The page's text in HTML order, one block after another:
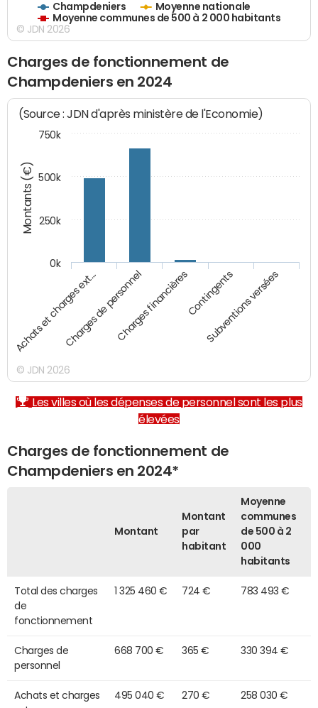
Champdeniers
Moyenne nationale
Moyenne communes de 500 à 2 000 habitants
© JDN 2026
Charges de fonctionnement de
Champdeniers en 2024
Montants (€)
(Source : JDN d'après ministère de l'Economie)
Achats et charges ext…Charges de personnelCharges financièresContingents
Subventions versées
0k
250k
500k
750k
© JDN 2026
Les villes où les dépenses de personnel sont les plus
élevées
Charges de fonctionnement de
Champdeniers en 2024*
Montant
Montant
par
habitant
Moyenne
communes
de 500 à 2
000
habitants
Total des charges
de
fonctionnement
1 325 460 € 724 € 783 493 €
Charges de
personnel
668 700 € 365 € 330 394 €
Achats et charges
495 040 € 270 € 258 030 €